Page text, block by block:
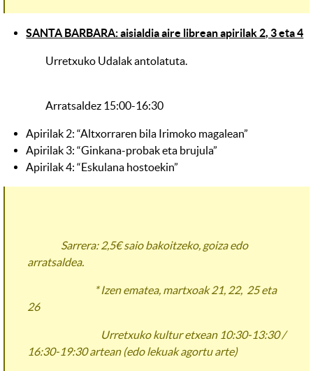
SANTA BARBARA: aisialdia aire librean apirilak 2, 3 eta 4
Urretxuko Udalak antolatuta.
Arratsaldez 15:00-16:30
Apirilak 2: “Altxorraren bila Irimoko magalean”
Apirilak 3: “Ginkana-probak eta brujula”
Apirilak 4: “Eskulana hostoekin”
Sarrera: 2,5€ saio bakoitzeko, goiza edo
arratsaldea.
* Izen ematea, martxoak 21, 22, 25 eta
26
Urretxuko kultur etxean 10:30-13:30 /
16:30-19:30 artean (edo lekuak agortu arte)